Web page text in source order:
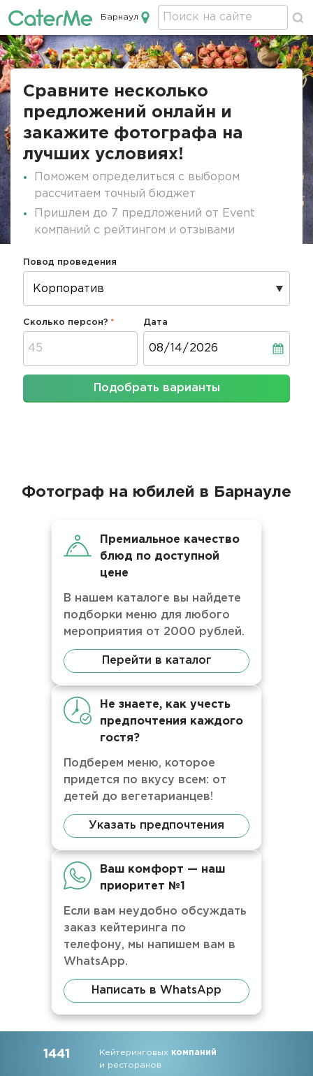
Кейтеринг в Барнауле
Барнаул
Строка
Сравните несколько
предложений онлайн и
закажите фотографа на
лучших условиях!
Поможем определиться с выбором
рассчитаем точный бюджет
Пришлем до 7 предложений от Event
компаний с рейтингом и отзывами
Повод проведения
Сколько персон? Дата
Подобрать варианты
Фотограф на юбилей в Барнауле
Премиальное качество
блюд по доступной
цене
В нашем каталоге вы найдете
подборки меню для любого
мероприятия от 2000 рублей.
Перейти в каталог
Не знаете, как учесть
предпочтения каждого
гостя?
Подберем меню, которое
придется по вкусу всем: от
детей до вегетарианцев!
Указать предпочтения
Ваш комфорт — наш
приоритет №1
Если вам неудобно обсуждать
заказ кейтеринга по
телефону, мы напишем вам в
WhatsApp.
Написать в WhatsApp
1441 Кейтеринговых компаний
и ресторанов